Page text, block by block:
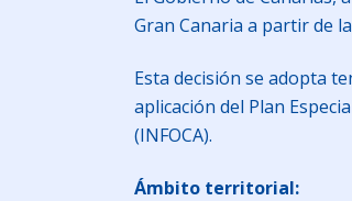
Gran Canaria a partir de
Esta decisión se adopta
aplicación del Plan
(INFOCA).
Ámbito territorial: